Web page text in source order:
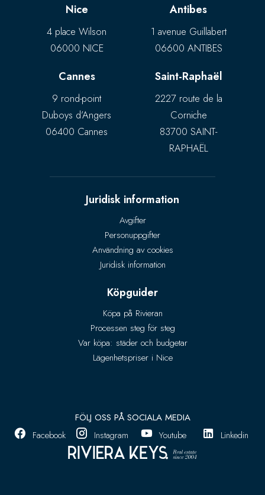
Nice
4 place Wilson
06000 NICE
Antibes
1 avenue Guillabert
06600 ANTIBES
Cannes
9 rond-point
Duboys d’Angers
06400 Cannes
Saint-Raphaël
2227 route de la
Corniche
83700 SAINT-
RAPHAËL
Juridisk information
Avgifter
Personuppgifter
Användning av cookies
Juridisk information
Köpguider
Köpa på Rivieran
Processen steg för steg
Var köpa: städer och budgetar
Lägenhetspriser i Nice
FÖLJ OSS PÅ SOCIALA MEDIA
Facebook
Instagram Youtube Linkedin